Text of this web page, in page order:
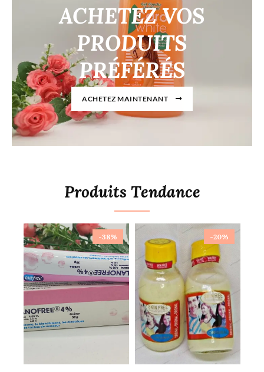
Produits Tendance
-38% -20%
ACHETEZ VOS
PRODUITS
PRÉFÉRÉS
ACHETEZ MAINTENANT